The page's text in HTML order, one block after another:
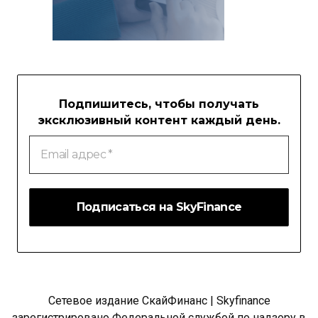
Подпишитесь, чтобы получать
эксклюзивный контент каждый день.
Email
адрес
Сетевое издание СкайФинанс | Skyfinance